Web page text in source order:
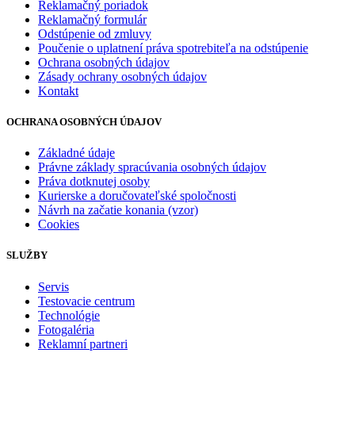
Reklamačný poriadok
Reklamačný formulár
Odstúpenie od zmluvy
Poučenie o uplatnení práva spotrebiteľa na odstúpenie
Ochrana osobných údajov
Zásady ochrany osobných údajov
Kontakt
OCHRANA OSOBNÝCH ÚDAJOV
Základné údaje
Právne základy spracúvania osobných údajov
Práva dotknutej osoby
Kurierske a doručovateľské spoločnosti
Návrh na začatie konania (vzor)
Cookies
SLUŽBY
Servis
Testovacie centrum
Technológie
Fotogaléria
Reklamní partneri